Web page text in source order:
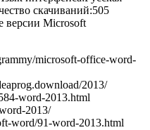
скачиваний:505
версии Microsoft
microsoft-office-word-
2013/
word-2013.html
2013/
word/91-word-2013.html